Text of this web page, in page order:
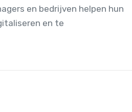
en bedrijven helpen hun
en te